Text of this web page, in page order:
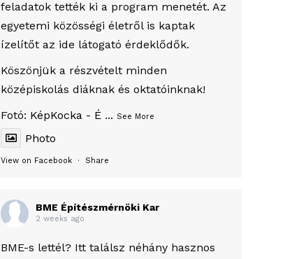
feladatok tették ki a program menetét. Az
egyetemi közösségi életről is kaptak
ízelítőt az ide látogató érdeklődők.
Köszönjük a részvételt minden
középiskolás diáknak és oktatóinknak!
Fotó: KépKocka - É ... See More
Photo
View on Facebook · Share
BME Építészmérnöki Kar
2 weeks ago
BME-s lettél? Itt találsz néhány hasznos